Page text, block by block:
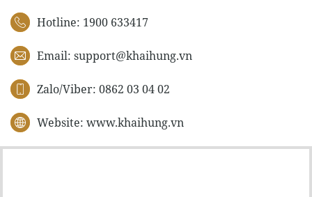
Hotline: 1900 633417
Email: support@khaihung.vn
Zalo/Viber: 0862 03 04 02
Website: www.khaihung.vn